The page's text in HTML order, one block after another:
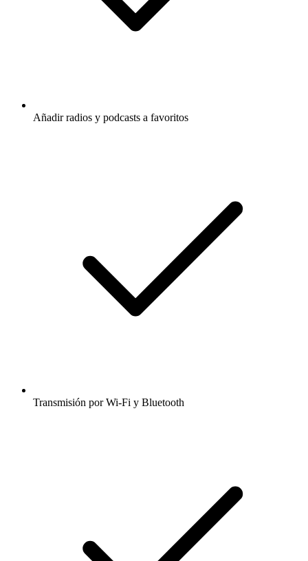
Añadir radios y podcasts a favoritos
Transmisión por Wi-Fi y Bluetooth